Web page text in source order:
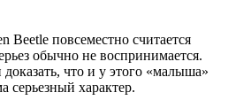
Beetle повсеместно считается
обычно не воспринимается.
что и у этого «малыша»
серьезный характер.